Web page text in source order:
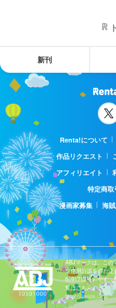
新刊
Renta!について
作品リクエスト
アフィリエイト
特定商取
漫画家募集
海
ABJマークは、この
ツ使用許諾を得た
6091713号）です。
覧はこちら。
https://aebs.or.jp